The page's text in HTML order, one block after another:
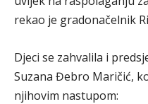
rekao je gradonačelnik
Djeci se zahvalila i
Suzana Đebro Maričić,
njihovim nastupom: